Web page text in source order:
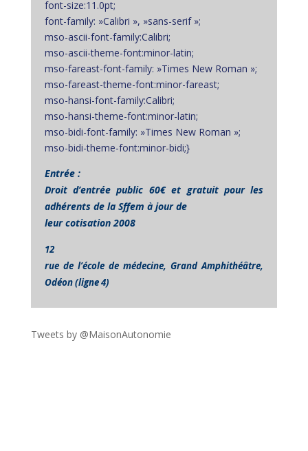
font-size:11.0pt;
font-family: »Calibri », »sans-serif »;
mso-ascii-font-family:Calibri;
mso-ascii-theme-font:minor-latin;
mso-fareast-font-family: »Times New Roman »;
mso-fareast-theme-font:minor-fareast;
mso-hansi-font-family:Calibri;
mso-hansi-theme-font:minor-latin;
mso-bidi-font-family: »Times New Roman »;
mso-bidi-theme-font:minor-bidi;}
Entrée :
Droit d’entrée public 60€ et gratuit pour les
adhérents de la Sffem à jour de
leur cotisation 2008
12
rue de l’école de médecine, Grand Amphithéâtre,
Odéon (ligne 4)
Tweets by @MaisonAutonomie